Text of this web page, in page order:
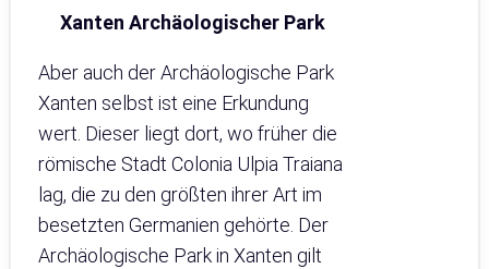
Xanten Archäologischer Park
Aber auch der Archäologische Park
Xanten selbst ist eine Erkundung
wert. Dieser liegt dort, wo früher die
römische Stadt Colonia Ulpia Traiana
lag, die zu den größten ihrer Art im
besetzten Germanien gehörte. Der
Archäologische Park in Xanten gilt